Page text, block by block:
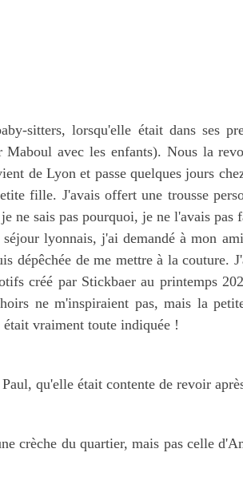
sitters, lorsqu'elle était dans ses
avec les enfants). Nous la
de Lyon et passe quelques jours
fille. J'avais offert une trousse
ne sais pas pourquoi, je ne l'avais pas
lyonnais, j'ai demandé à mon
dépêchée de me mettre à la couture.
créé par Stickbaer au printemps
ne m'inspiraient pas, mais la
était vraiment toute indiquée !
qu'elle était contente de revoir
crèche du quartier, mais pas celle